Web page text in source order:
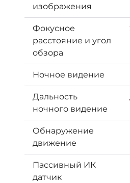
изображения
Фокусное
расстояние и угол
обзора
Ночное видение
Дальность
ночного видение
Обнаружение
движение
Пассивный ИК
датчик